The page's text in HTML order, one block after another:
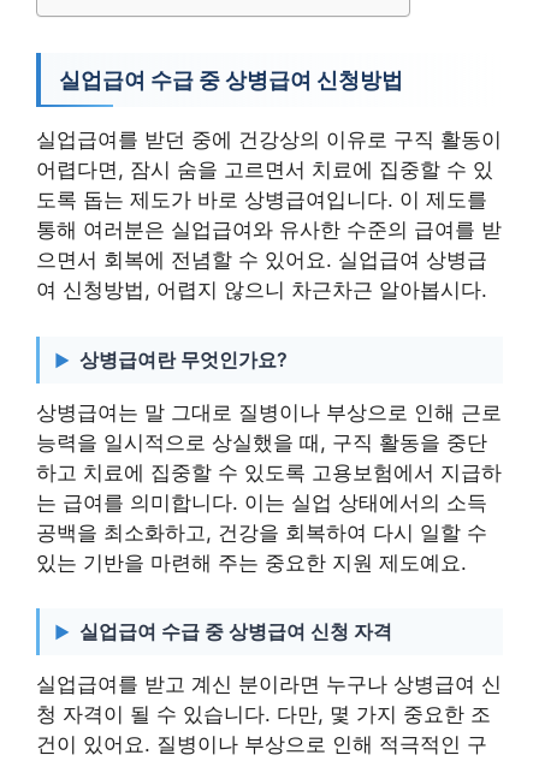
실업급여 수급 중 상병급여 신청방법
실업급여를 받던 중에 건강상의 이유로 구직 활동이
어렵다면, 잠시 숨을 고르면서 치료에 집중할 수 있
도록 돕는 제도가 바로 상병급여입니다. 이 제도를
통해 여러분은 실업급여와 유사한 수준의 급여를 받
으면서 회복에 전념할 수 있어요. 실업급여 상병급
여 신청방법, 어렵지 않으니 차근차근 알아봅시다.
상병급여란 무엇인가요?
상병급여는 말 그대로 질병이나 부상으로 인해 근로
능력을 일시적으로 상실했을 때, 구직 활동을 중단
하고 치료에 집중할 수 있도록 고용보험에서 지급하
는 급여를 의미합니다. 이는 실업 상태에서의 소득
공백을 최소화하고, 건강을 회복하여 다시 일할 수
있는 기반을 마련해 주는 중요한 지원 제도예요.
실업급여 수급 중 상병급여 신청 자격
실업급여를 받고 계신 분이라면 누구나 상병급여 신
청 자격이 될 수 있습니다. 다만, 몇 가지 중요한 조
건이 있어요. 질병이나 부상으로 인해 적극적인 구